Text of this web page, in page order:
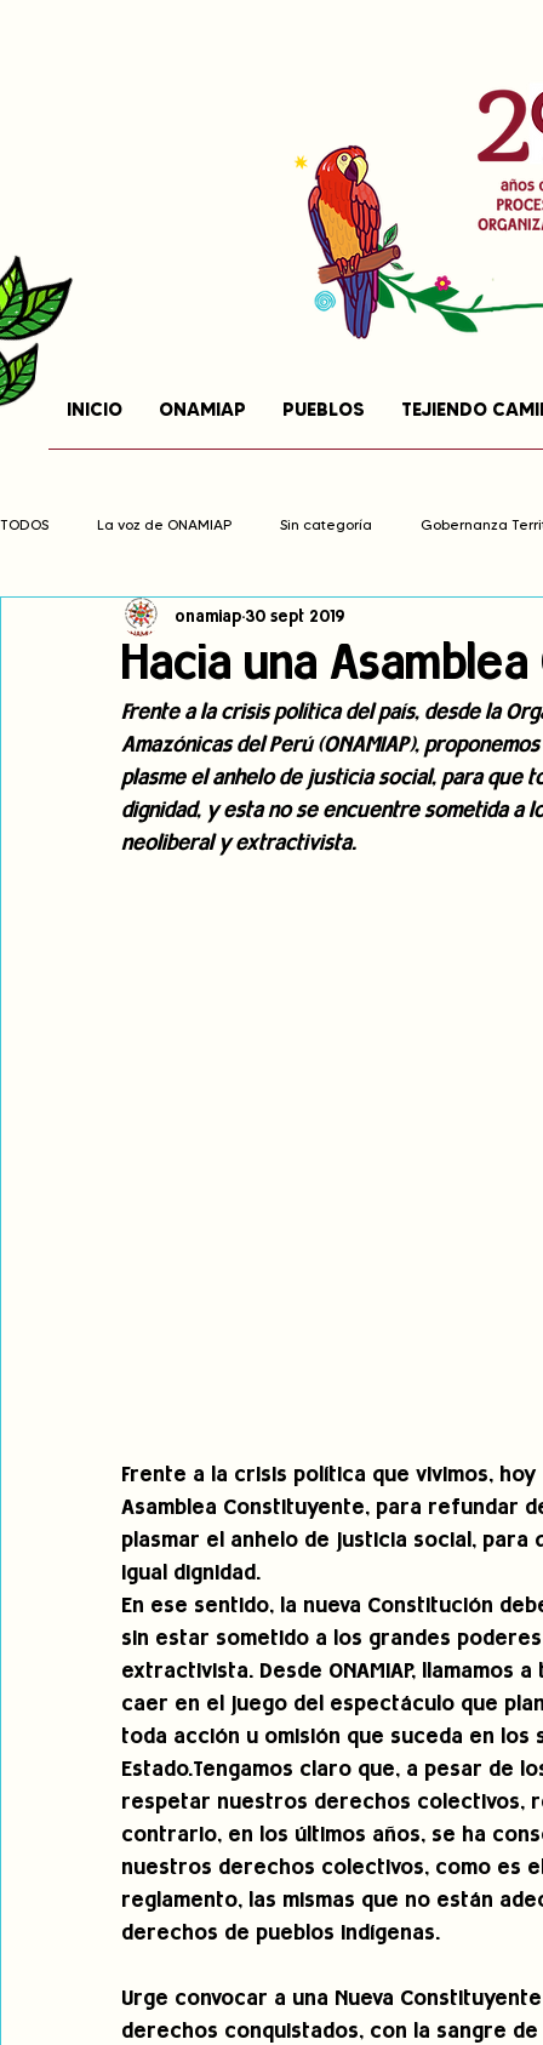
INICIO ONAMIAP PUEBLOS TEJIENDO
TODOS La voz de ONAMIAP Sin categoría Gobernanza
Cambio climático Navegador indígena
Pronunciamientos Observatorio de consulta previa
jóvenes indígenas Incidencias incidencia PNPI
Hacia una
onamiap 30 sept 2019
Frente a la crisis política del país, desde la
Amazónicas del Perú (ONAMIAP),
plasme el anhelo de justicia social, para que
dignidad, y esta no se encuentre sometida a
neoliberal y extractivista.
Frente a la crisis política que vivimos,
Asamblea Constituyente, para refundar
plasmar el anhelo de justicia social,
igual dignidad.
En ese sentido, la nueva Constitución
sin estar sometido a los grandes
extractivista. Desde ONAMIAP,
caer en el juego del espectáculo que
toda acción u omisión que suceda en
Estado.Tengamos claro que, a pesar de
respetar nuestros derechos colectivos,
contrario, en los últimos años, se ha
nuestros derechos colectivos, como es
reglamento, las mismas que no están
derechos de pueblos indígenas.
Urge convocar a una Nueva
derechos conquistados, con la sangre